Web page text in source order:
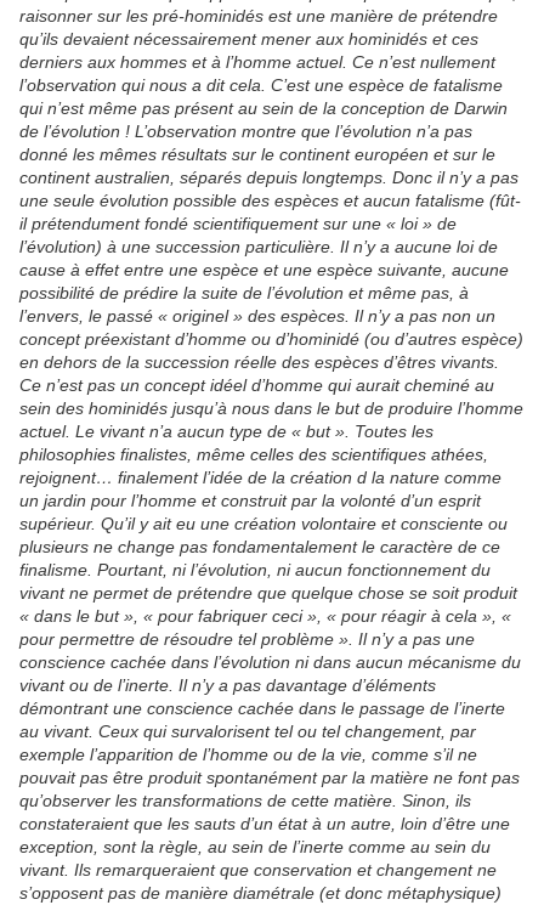
raisonner sur les pré-hominidés est une manière de prétendre
qu’ils devaient nécessairement mener aux hominidés et ces
derniers aux hommes et à l’homme actuel. Ce n’est nullement
l’observation qui nous a dit cela. C’est une espèce de fatalisme
qui n’est même pas présent au sein de la conception de Darwin
de l’évolution ! L’observation montre que l’évolution n’a pas
donné les mêmes résultats sur le continent européen et sur le
continent australien, séparés depuis longtemps. Donc il n’y a pas
une seule évolution possible des espèces et aucun fatalisme (fût-
il prétendument fondé scientifiquement sur une « loi » de
l’évolution) à une succession particulière. Il n’y a aucune loi de
cause à effet entre une espèce et une espèce suivante, aucune
possibilité de prédire la suite de l’évolution et même pas, à
l’envers, le passé « originel » des espèces. Il n’y a pas non un
concept préexistant d’homme ou d’hominidé (ou d’autres espèce)
en dehors de la succession réelle des espèces d’êtres vivants.
Ce n’est pas un concept idéel d’homme qui aurait cheminé au
sein des hominidés jusqu’à nous dans le but de produire l’homme
actuel. Le vivant n’a aucun type de « but ». Toutes les
philosophies finalistes, même celles des scientifiques athées,
rejoignent… finalement l’idée de la création d la nature comme
un jardin pour l’homme et construit par la volonté d’un esprit
supérieur. Qu’il y ait eu une création volontaire et consciente ou
plusieurs ne change pas fondamentalement le caractère de ce
finalisme. Pourtant, ni l’évolution, ni aucun fonctionnement du
vivant ne permet de prétendre que quelque chose se soit produit
« dans le but », « pour fabriquer ceci », « pour réagir à cela », «
pour permettre de résoudre tel problème ». Il n’y a pas une
conscience cachée dans l’évolution ni dans aucun mécanisme du
vivant ou de l’inerte. Il n’y a pas davantage d’éléments
démontrant une conscience cachée dans le passage de l’inerte
au vivant. Ceux qui survalorisent tel ou tel changement, par
exemple l’apparition de l’homme ou de la vie, comme s’il ne
pouvait pas être produit spontanément par la matière ne font pas
qu’observer les transformations de cette matière. Sinon, ils
constateraient que les sauts d’un état à un autre, loin d’être une
exception, sont la règle, au sein de l’inerte comme au sein du
vivant. Ils remarqueraient que conservation et changement ne
s’opposent pas de manière diamétrale (et donc métaphysique)